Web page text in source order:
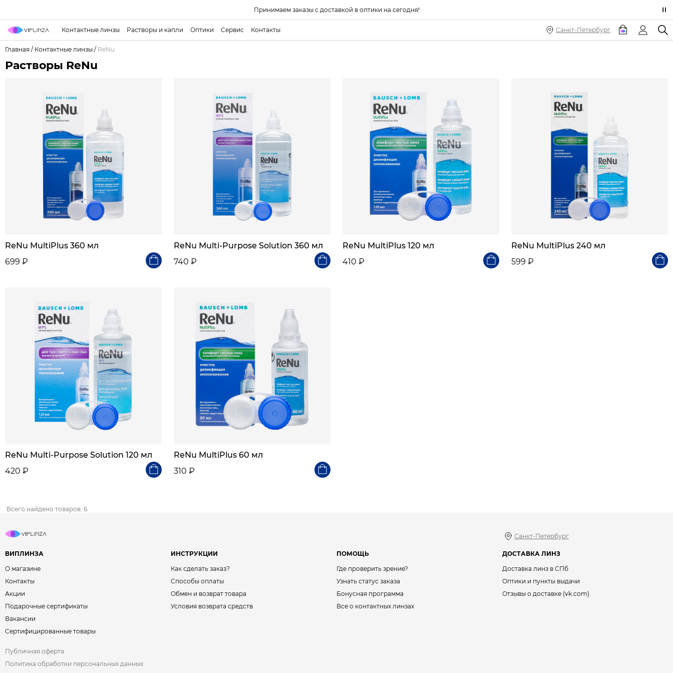
Принимаем заказы с доставкой в оптики на сегодня!
Контактные линзы Растворы и капли Оптики Сервис Контакты Санкт-Петербург
Главная / Контактные линзы / ReNu
Растворы ReNu
ReNu MultiPlus 360 мл
699 ₽
ReNu Multi-Purpose Solution 360 мл
740 ₽
ReNu MultiPlus 120 мл
410 ₽
ReNu MultiPlus 240 мл
599 ₽
ReNu Multi-Purpose Solution 120 мл
420 ₽
ReNu MultiPlus 60 мл
310 ₽
Всего найдено товаров: 6
Санкт-Петербург
ВИПЛИНЗА
О магазине
Контакты
Акции
Подарочные сертификаты
Вакансии
Сертифицированные товары
ИНСТРУКЦИИ
Как сделать заказ?
Способы оплаты
Обмен и возврат товара
Условия возврата средств
ПОМОЩЬ
Где проверить зрение?
Узнать статус заказа
Бонусная программа
Все о контактных линзах
ДОСТАВКА ЛИНЗ
Доставка линз в СПб
Оптики и пункты выдачи
Отзывы о доставке (vk.com)
Публичная оферта
Политика обработки персональных данных